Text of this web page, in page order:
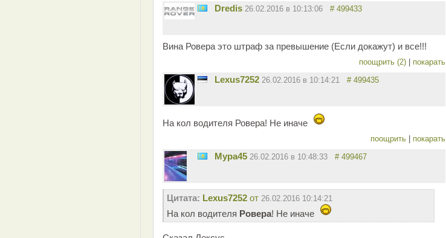
Dredis 26.02.2016 в 10:13:06 # 499433
Вина Ровера это штраф за превышение (Если докажут) и все!!!
поощрить (2) покарать
Lexus7252 26.02.2016 в 10:14:21 # 499435
На кол водителя Ровера! Не иначе
поощрить покарать
Мура45 26.02.2016 в 10:48:33 # 499467
Цитата: Lexus7252 от 26.02.2016 10:14:21
На кол водителя Ровера! Не иначе